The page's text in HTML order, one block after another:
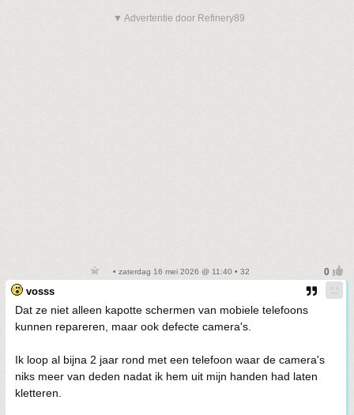
▼ Advertentie door Refinery89
• zaterdag 16 mei 2026 @ 11:40 • 32
vosss
Dat ze niet alleen kapotte schermen van mobiele telefoons
kunnen repareren, maar ook defecte camera's.
Ik loop al bijna 2 jaar rond met een telefoon waar de camera's
niks meer van deden nadat ik hem uit mijn handen had laten
kletteren.